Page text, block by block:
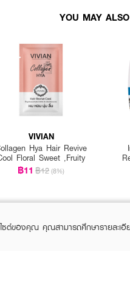
YOU MAY
VIVIAN
Hya Hair Revive
Floral Sweet ,Fruity
฿11 ฿12 (8%)
ไซต์ของคุณ คุณสามารถศึกษารายละเอี